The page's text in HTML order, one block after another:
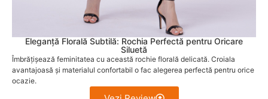
Eleganță Florală Subtilă: Rochia Perfectă pentru Oricare
Siluetă
Îmbrățișează feminitatea cu această rochie florală delicată. Croiala
avantajoasă și materialul confortabil o fac alegerea perfectă pentru orice
ocazie.